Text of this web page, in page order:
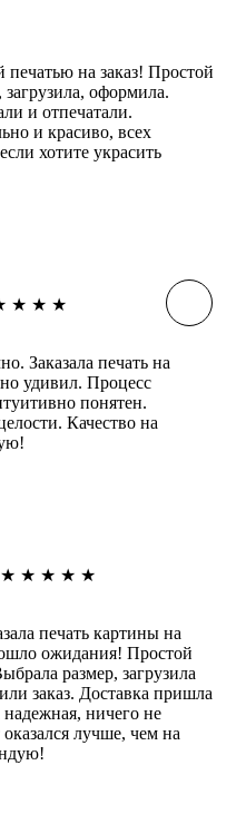
на заказ! Простой
оформила.
и отпечатали.
и красиво, всех
хотите украсить
★ ★ ★
Заказала печать на
удивил. Процесс
понятен.
Качество на
★ ★ ★ ★ ★
печать картины на
ожидания! Простой
размер, загрузила
заказ. Доставка пришла
ничего не
оказался лучше, чем на